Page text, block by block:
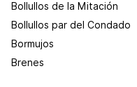
Bollullos de la Mitación
Bollullos par del Condado
Bormujos
Brenes